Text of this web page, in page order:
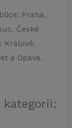
Praha,
České
Králové,
a Opava.
kategorii: